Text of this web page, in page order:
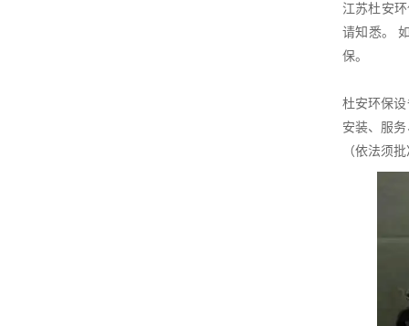
江苏杜安
请知悉。
保。
杜安环保
安装、服
（依法须